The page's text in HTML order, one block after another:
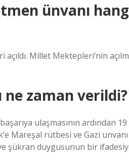
ünvanı
açıldı. Millet Mektepleri’nin
ne zaman verildi?
ulaşmasının ardından
Mareşal rütbesi ve Gazi
şükran duygusunun bir